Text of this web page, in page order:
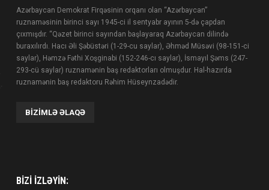
Azərbaycan Demokrat Firqəsinin orqanı olan “Azərbaycan”
ruznaməsinin birinci sayı 1945-ci il sentyabr ayının 5-də çapdan
çıxmışdır. “Qəzet birinci sayından başlayaraq Azərbaycan dilində
buraxılırdı. Hacı Əli Şəbüstəri (1-29-cu saylar), Əhməd Müsəvi (98-151-ci
saylar), Həmzə Fəthi Xoşginabi (152-246-cı saylar), İsmayıl Şəms (247-
293-cü saylar) ruznamənin baş redaktorları olmuşdur. Hal-hazırda
ruznamənin baş redaktoru Rəhim Hüseynzadədir.
BIZIMLƏ ƏLAQƏ
BIZI IZLƏYIN: